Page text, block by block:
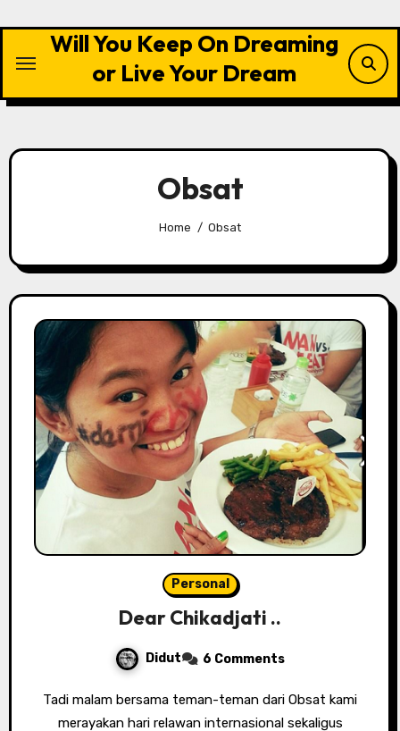
content
Will You Keep On Dreaming
or Live Your Dream
Obsat
Home Obsat
Personal
Dear Chikadjati ..
Didut 6 Comments
Tadi malam bersama teman-teman dari Obsat kami
merayakan hari relawan internasional sekaligus